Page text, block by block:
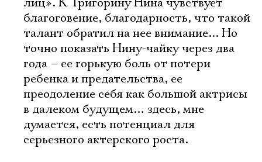
благоговение, благодарность, что такой
талант обратил на нее внимание... Но
точно показать Нину-чайку через два
года – ее горькую боль от потери
ребенка и предательства, ее
преодоление себя как большой актрисы
в далеком будущем… здесь, мне
думается, есть потенциал для
серьезного актерского роста.